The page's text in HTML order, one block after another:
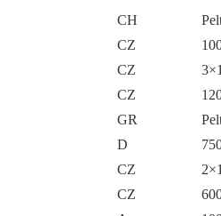
CH
CZ
CZ
CZ
GR
D
CZ
CZ